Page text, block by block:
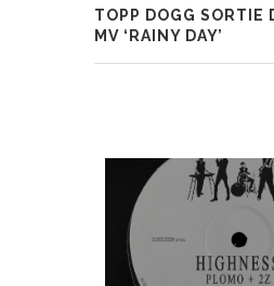
TOPP DOGG SORTIE
MV ‘RAINY DAY’